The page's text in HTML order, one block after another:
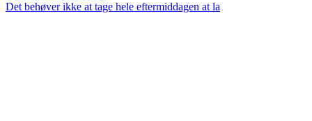
Det behøver ikke at tage hele eftermiddagen at la